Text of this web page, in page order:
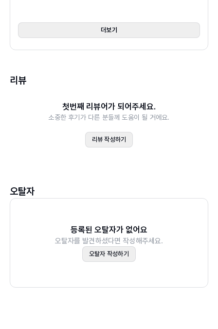
제3부 이론과 제도: 무역과 투자
제6장 국제무역과 요소이동성
제8장 국가 간 협력과 협정
제4부 글로벌 금융 환경
제9장 글로벌 외환 시장
제11장 글로벌 자본 시장
제12장 국제경영 전략
제15장 직접투자와 협력 전략
제16장 국제경영 조직
더보기
리뷰
첫번째 리뷰어가 되어주세요.
소중한 후기가 다른 분들께 도움이 될 거에요.
리뷰 작성하기
오탈자
등록된 오탈자가 없어요
오탈자를 발견하셨다면 작성해주세요.
오탈자 작성하기